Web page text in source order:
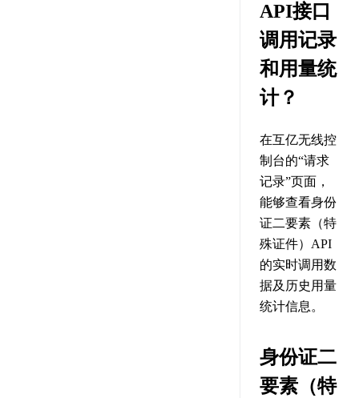
API接口
调用记录
和用量统
计？
在互亿无线控
制台的“请求
记录”页面，
能够查看身份
证二要素（特
殊证件）API
的实时调用数
据及历史用量
统计信息。
身份证二
要素（特